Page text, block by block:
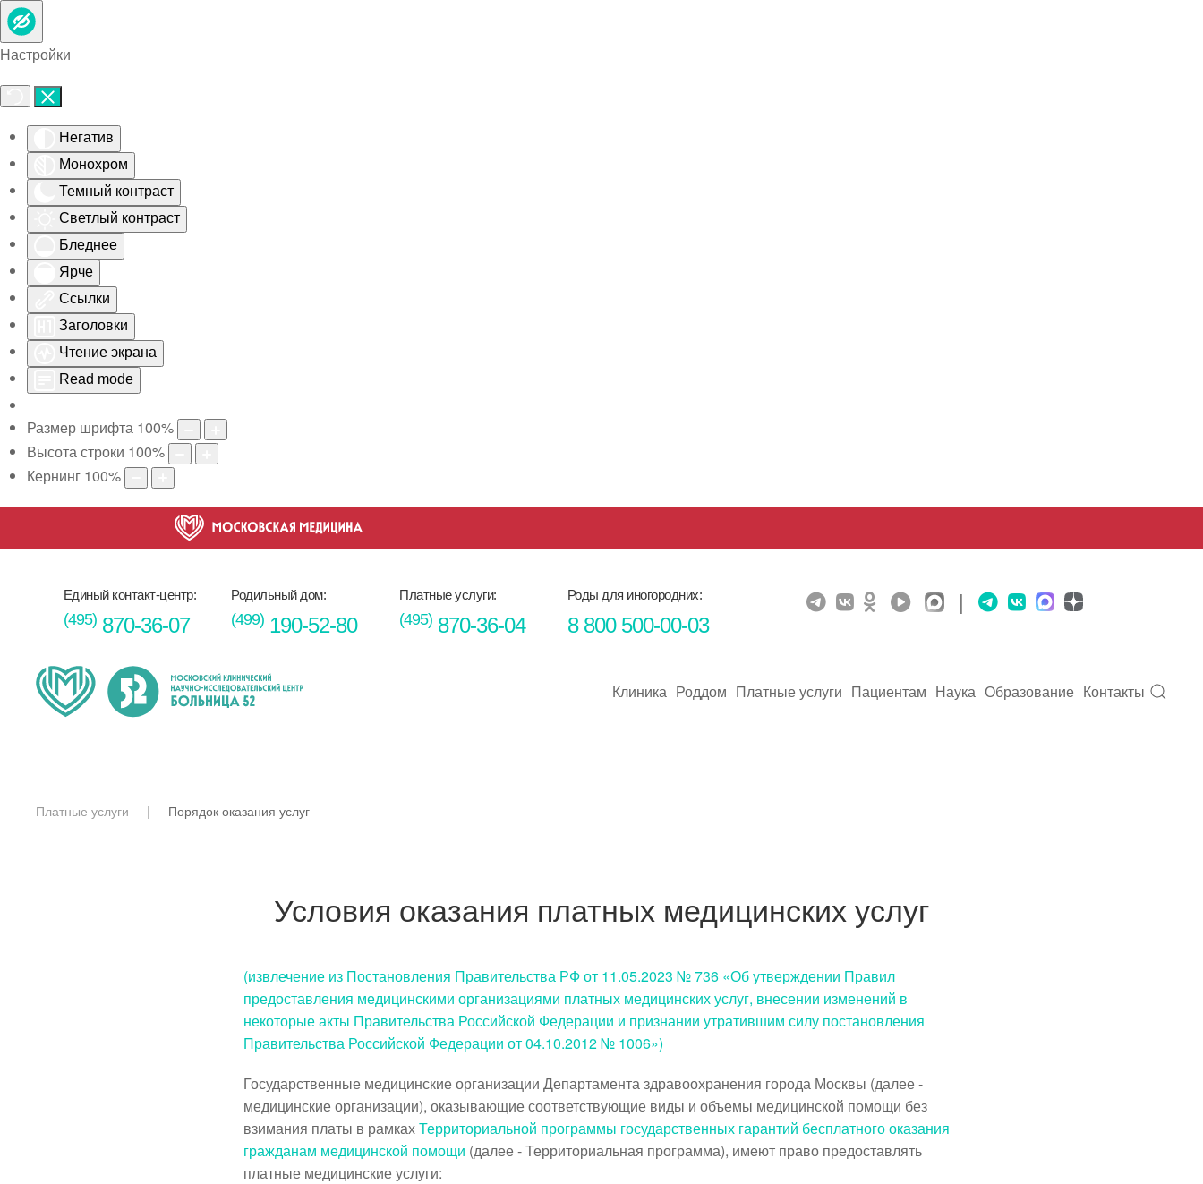
Настройки
Негатив
Монохром
Темный контраст
Светлый контраст
Бледнее
Ярче
Ссылки
Заголовки
Чтение экрана
Read mode
Размер шрифта 100%
Высота строки 100%
Кернинг 100%
Skip to main content
Единый контакт-центр:
(495)870-36-07
Родильный дом:
(499) 190-52-80
Платные услуги:
(495) 870-36-04
Роды для иногородних:
8 800 500-00-03
|
Клиника Роддом Платные услуги Пациентам Наука Образование Контакты
Платные услуги Порядок оказания услуг
Условия оказания платных медицинских услуг
(извлечение из Постановления Правительства РФ от 11.05.2023 № 736 «Об утверждении Правил
предоставления медицинскими организациями платных медицинских услуг, внесении изменений в
некоторые акты Правительства Российской Федерации и признании утратившим силу постановления
Правительства Российской Федерации от 04.10.2012 № 1006»)
Государственные медицинские организации Департамента здравоохранения города Москвы (далее -
медицинские организации), оказывающие соответствующие виды и объемы медицинской помощи без
взимания платы в рамкахТерриториальной программы государственных гарантий бесплатного оказания
гражданам медицинской помощи (далее - Территориальная программа), имеют право предоставлять
платные медицинские услуги: